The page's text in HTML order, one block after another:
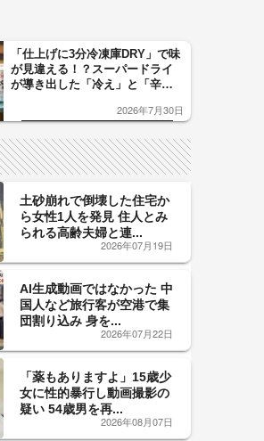
「仕上げに3分冷凍庫DRY」で味
が見違える！？スーパードライ
が導き出した「冷え」と「辛
した「辛口カーブ」が飲み頃の
2026年7月30日
土砂崩れで倒壊した住宅か
ら女性1人を発見 住人とみ
られる高齢夫婦と連...
2026年07月19日
AI生成動画ではなかった 中
国人など旅行客が空港で集
団割り込み 身を...
2026年07月22日
「薬もありますよ」15歳少
女に性的暴行し動画撮影の
疑い 54歳男を再...
2026年08月07日